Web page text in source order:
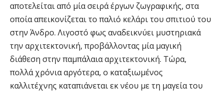
αποτελείται από μία σειρά έργων ζωγραφικής, στα
οποία απεικονίζεται το παλιό κελάρι του σπιτιού του
στην Άνδρο. Λιγοστό φως αναδεικνύει μυστηριακά
την αρχιτεκτονική, προβάλλοντας μία μαγική
διάθεση στην παμπάλαια αρχιτεκτονική. Τώρα,
πολλά χρόνια αργότερα, ο καταξιωμένος
καλλιτέχνης καταπιάνεται εκ νέου με τη μαγεία του